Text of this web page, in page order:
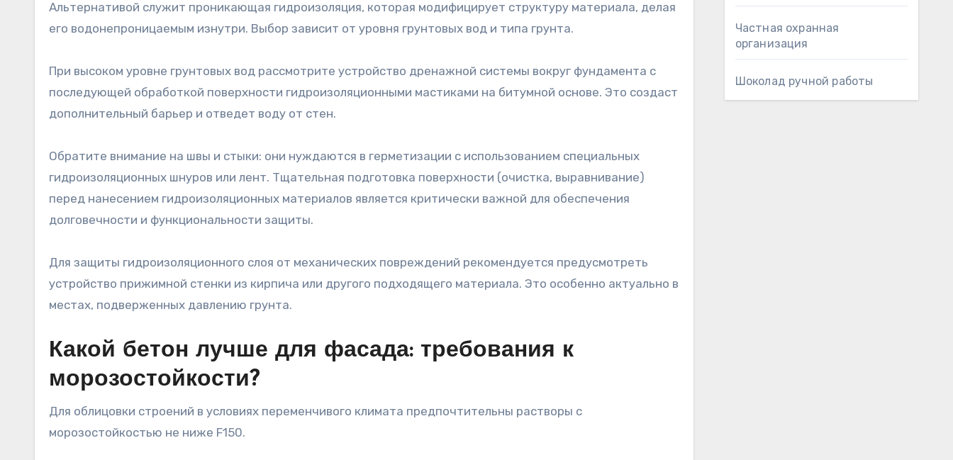
Альтернативой служит проникающая гидроизоляция, которая модифицирует структуру материала, делая
его водонепроницаемым изнутри. Выбор зависит от уровня грунтовых вод и типа грунта.
При высоком уровне грунтовых вод рассмотрите устройство дренажной системы вокруг фундамента с
последующей обработкой поверхности гидроизоляционными мастиками на битумной основе. Это создаст
дополнительный барьер и отведет воду от стен.
Обратите внимание на швы и стыки: они нуждаются в герметизации с использованием специальных
гидроизоляционных шнуров или лент. Тщательная подготовка поверхности (очистка, выравнивание)
перед нанесением гидроизоляционных материалов является критически важной для обеспечения
долговечности и функциональности защиты.
Для защиты гидроизоляционного слоя от механических повреждений рекомендуется предусмотреть
устройство прижимной стенки из кирпича или другого подходящего материала. Это особенно актуально в
местах, подверженных давлению грунта.
Какой бетон лучше для фасада: требования к
морозостойкости?
Для облицовки строений в условиях переменчивого климата предпочтительны растворы с
морозостойкостью не ниже F150.
Частная охранная
организация
Шоколад ручной работы